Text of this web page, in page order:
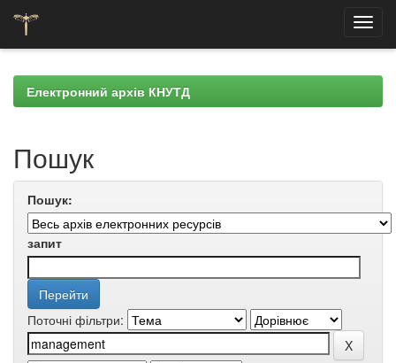
navigationЕлектронний архів КНУТД
Пошук
Пошук:
запит
Поточні фільтри: